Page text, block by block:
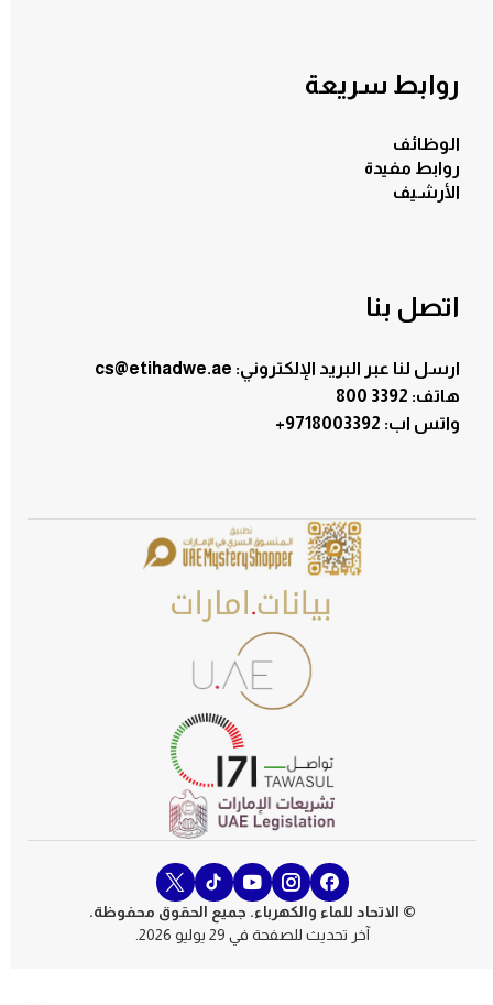
روابط سريعة
الوظائف
روابط مفيدة
الأرشيف
اتصل بنا
ارسل لنا عبر البريد الإلكتروني: cs@etihadwe.ae
هاتف: 3392 800
+9718003392 :واتس اب
© الاتحاد للماء والكهرباء. جميع الحقوق محفوظة.
آخر تحديث للصفحة في 29 يوليو 2026.